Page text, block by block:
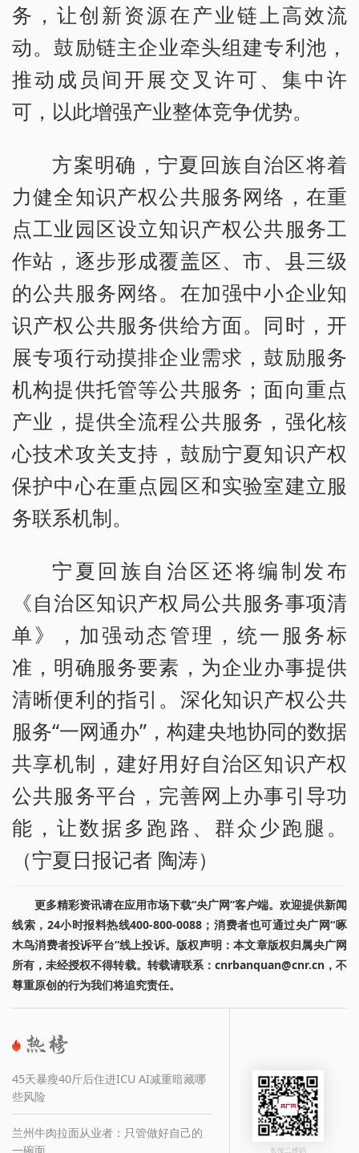
务，让创新资源在产业链上高效流
动。鼓励链主企业牵头组建专利池，
推动成员间开展交叉许可、集中许
可，以此增强产业整体竞争优势。
方案明确，宁夏回族自治区将着
力健全知识产权公共服务网络，在重
点工业园区设立知识产权公共服务工
作站，逐步形成覆盖区、市、县三级
的公共服务网络。在加强中小企业知
识产权公共服务供给方面。同时，开
展专项行动摸排企业需求，鼓励服务
机构提供托管等公共服务；面向重点
产业，提供全流程公共服务，强化核
心技术攻关支持，鼓励宁夏知识产权
保护中心在重点园区和实验室建立服
务联系机制。
宁夏回族自治区还将编制发布
《自治区知识产权局公共服务事项清
单》，加强动态管理，统一服务标
准，明确服务要素，为企业办事提供
清晰便利的指引。深化知识产权公共
服务“一网通办”，构建央地协同的数据
共享机制，建好用好自治区知识产权
公共服务平台，完善网上办事引导功
能，让数据多跑路、群众少跑腿。
（宁夏日报记者 陶涛）
更多精彩资讯请在应用市场下载“央广网”客户端。欢迎提供新闻
线索，24小时报料热线400-800-0088；消费者也可通过央广网“啄
木鸟消费者投诉平台”线上投诉。版权声明：本文章版权归属央广网
所有，未经授权不得转载。转载请联系：cnrbanquan@cnr.cn，不
尊重原创的行为我们将追究责任。
45天暴瘦40斤后住进ICU AI减重暗藏哪
些风险
兰州牛肉拉面从业者：只管做好自己的
长按二维码